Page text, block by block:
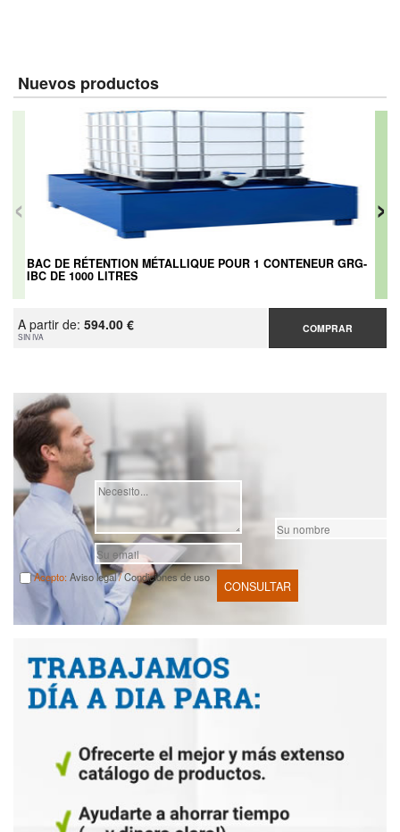
Nuevos productos
BAC DE RÉTENTION MÉTALLIQUE POUR 1 CONTENEUR GRG-
IBC DE 1000 LITRES
A partir de: 594.00 €
SIN IVA
COMPRAR
‹ ›
Acepto:Aviso legal/Condiciones de uso
CONSULTAR